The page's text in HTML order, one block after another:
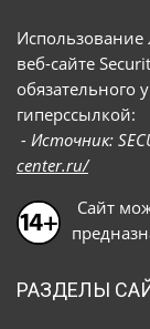
веб-сайте
обязательного
гиперссылкой:
- Источник:
center.ru/
Сайт
РАЗДЕЛЫ